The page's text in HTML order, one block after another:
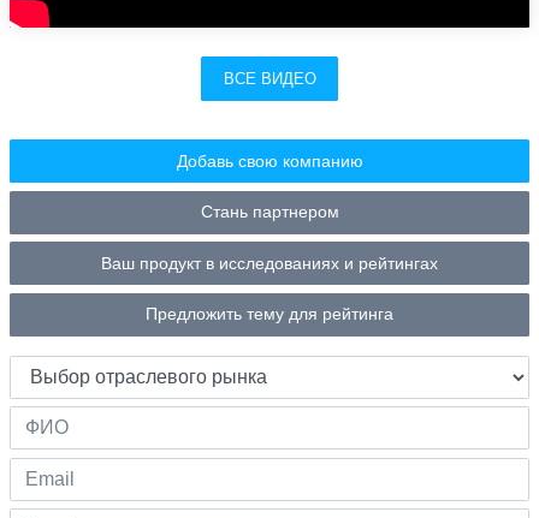
ВСЕ ВИДЕО
Добавь свою компанию
Стань партнером
Ваш продукт в исследованиях и рейтингах
Предложить тему для рейтинга